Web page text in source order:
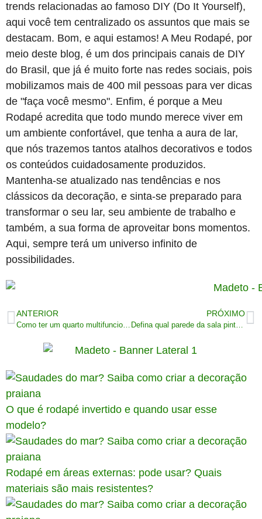
trends relacionadas ao famoso DIY (Do It Yourself),
aqui você tem centralizado os assuntos que mais se
destacam. Bom, e aqui estamos! A Meu Rodapé, por
meio deste blog, é um dos principais canais de DIY
do Brasil, que já é muito forte nas redes sociais, pois
mobilizamos mais de 400 mil pessoas para ver dicas
de "faça você mesmo". Enfim, é porque a Meu
Rodapé acredita que todo mundo merece viver em
um ambiente confortável, que tenha a aura de lar,
que nós trazemos tantos atalhos decorativos e todos
os conteúdos cuidadosamente produzidos.
Mantenha-se atualizado nas tendências e nos
clássicos da decoração, e sinta-se preparado para
transformar o seu lar, seu ambiente de trabalho e
também, a sua forma de aproveitar bons momentos.
Aqui, sempre terá um universo infinito de
possibilidades.
ANTERIOR PRÓXIMO
Defina qual parede da sala pintar de cor diferente: confira!
O que é rodapé invertido e quando usar esse
modelo?
Rodapé em áreas externas: pode usar? Quais
materiais são mais resistentes?